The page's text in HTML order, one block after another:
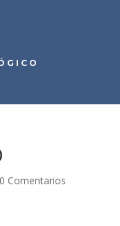
0 Comentarios